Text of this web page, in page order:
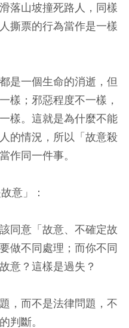
落山坡撞死路人，同樣
撕票的行為當作是一樣
是一個生命的消逝，但
樣；邪惡程度不一樣，
樣。這就是為什麼不能
的情況，所以「故意殺
作同一件事。
意」：
同意「故意、不確定故
做不同處理；而你不同
意？這樣是過失？
，而不是法律問題，不
判斷。